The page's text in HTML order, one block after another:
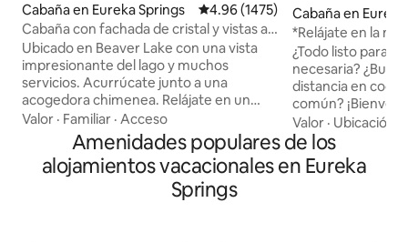
Cabaña en Eureka Springs Calificación promedio: 4.96 de 5;
4.96 (1475)
Cabaña con fachada de cristal y vistas al
lago
Ubicado en Beaver Lake con una vista
impresionante del lago y muchos
servicios. Acurrúcate junto a una
acogedora chimenea. Relájate en un
jacuzzi para dos a la luz de las velas (no
es una bañera de hidromasaje) con vista
al hermoso paisaje de las montañas
Ozark. Duerme en una cama tamaño
king Sleep Number con la parte superior
acolchada mientras contemplas las
Valor · Familiar · Acceso
Cabaña en
*Relájate en la
y acceso al río
¿Todo listo para
necesaria?
distancia en
común?
al White River
moderno
frente al río y con
encuentra en
Valor · Ubicación
Amenidades populares de los
alojamientos vacacionales en Eureka
Springs